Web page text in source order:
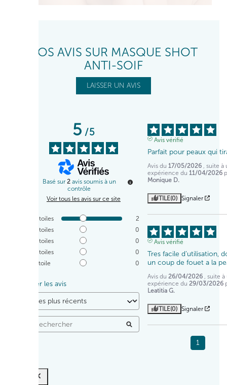
VOS AVIS SUR MASQUE SHOT
ANTI-SOIF
LAISSER UN AVIS
5/5
Basé sur 2 avis soumis à un
contrôle
Voir tous les avis sur ce site
étoiles
2
étoiles
0
étoiles
0
étoiles
0
étoile 0
Trier les avis
Avis vérifié
Parfait pour peaux qui
Avis du 17/05/2026
, suite à
expérience du 11/04/2026
Monique D.
UTILE(0) Signaler
Avis vérifié
Tres facile d’utilisation,
un coup de fouet a la
Avis du 26/04/2026
, suite
expérience du 29/03/2026
Leatitia G.
UTILE(0) Signaler
1